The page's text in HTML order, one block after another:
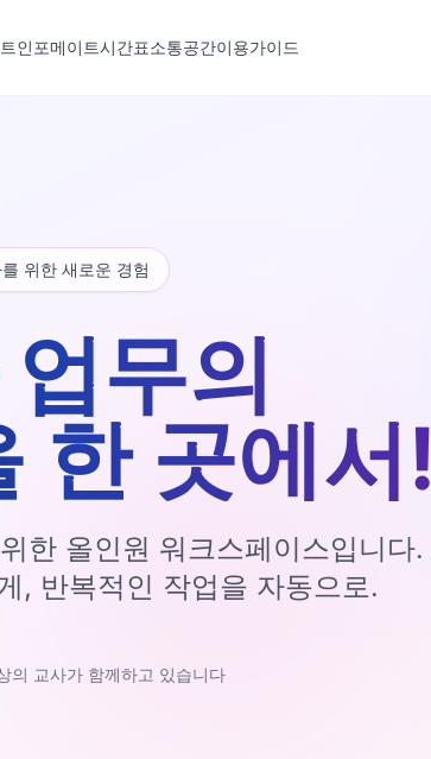
인포메이트시간표소통공간이용가이드
를 위한 새로운 경험
무의
한 곳에서!
한 올인원 워크스페이스입니다.
, 반복적인 작업을 자동으로.
의 교사가 함께하고 있습니다